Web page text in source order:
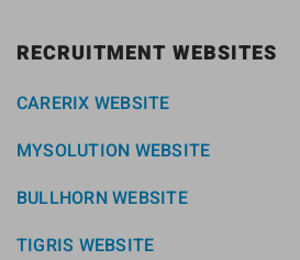
RECRUITMENT WEBSITES
CARERIX WEBSITE
MYSOLUTION WEBSITE
BULLHORN WEBSITE
TIGRIS WEBSITE